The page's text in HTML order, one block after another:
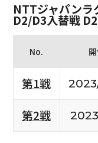
NTTジャパンラ
D2/D3入替戦
No.
第1戦
第2戦